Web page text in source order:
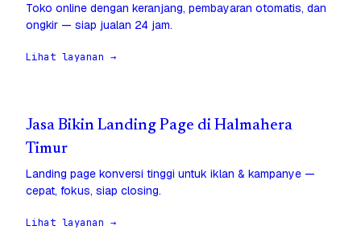
Toko online dengan keranjang, pembayaran otomatis, dan
ongkir — siap jualan 24 jam.
Lihat layanan →
Jasa Bikin Landing Page di Halmahera
Timur
Landing page konversi tinggi untuk iklan & kampanye —
cepat, fokus, siap closing.
Lihat layanan →